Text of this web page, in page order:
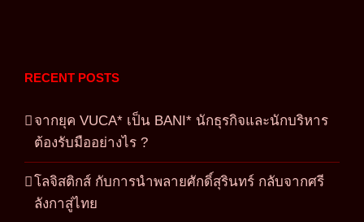
RECENT POSTS
จากยุค VUCA* เป็น BANI* นักธุรกิจและนักบริหาร
ต้องรับมืออย่างไร ?
โลจิสติกส์ กับการนำพลายศักดิ์สุรินทร์ กลับจากศรี
ลังกาสู่ไทย